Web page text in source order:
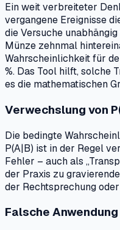
Ein weit verbreiteter
vergangene Ereignisse
die Versuche
Münze zehnmal
Wahrscheinlichkeit für
%. Das Tool hilft, solche
es die mathematischen
Verwechslung von
Die bedingte
P(A|B) ist in der Regel
Fehler – auch als
der Praxis zu
der Rechtsprechung
Falsche